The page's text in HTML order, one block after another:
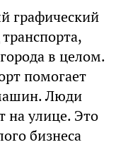
графический
в целом.
помогает
Люди
на улице. Это
бизнеса